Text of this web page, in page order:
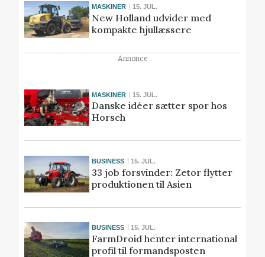
MASKINER 15. JUL.
New Holland udvider med
kompakte hjullæssere
Annonce
MASKINER 15. JUL.
Danske idéer sætter spor hos
Horsch
BUSINESS 15. JUL.
33 job forsvinder: Zetor flytter
produktionen til Asien
BUSINESS 15. JUL.
FarmDroid henter international
profil til formandsposten